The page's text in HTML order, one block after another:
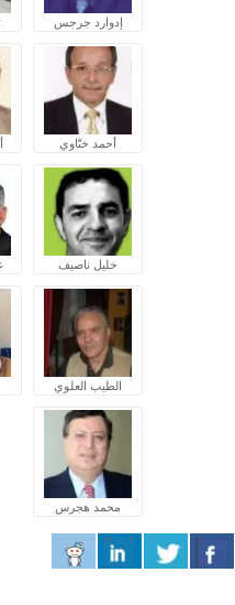
إدوارد جرجس
أحمد ختّاوي
خليل ناصيف
الطيب العلوي
محمد هجرس